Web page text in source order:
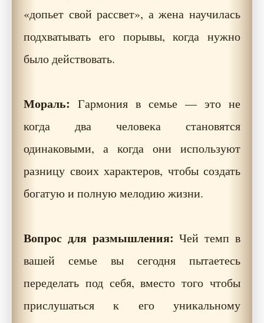
«допьет свой рассвет», а жена научилась
подхватывать его порывы, когда нужно
было действовать.
Мораль: Гармония в семье — это не
когда два человека становятся
одинаковыми, а когда они используют
разницу своих характеров, чтобы создать
богатую и полную мелодию жизни.
Вопрос для размышления: Чей темп в
вашей семье вы сегодня пытаетесь
переделать под себя, вместо того чтобы
прислушаться к его уникальному